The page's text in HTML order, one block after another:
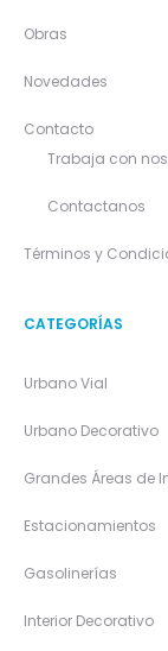
Obras
Novedades
Contacto
Trabaja con
Contactanos
Términos y
CATEGORÍAS
Urbano Vial
Urbano Decorativo
Grandes Áreas de
Estacionamientos
Gasolinerías
Interior Decorativo